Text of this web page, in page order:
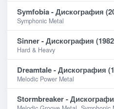
Symfobia - Дискография
Symphonic Metal
Sinner - Дискография
Hard & Heavy
Dreamtale - Дискография
Melodic Power Metal
Stormbreaker -